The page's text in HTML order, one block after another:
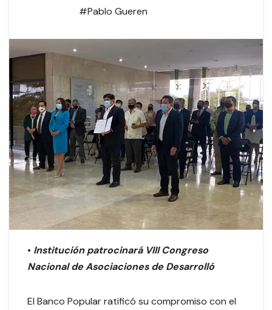
#Pablo Gueren
• Institución patrocinará VIII Congreso
Nacional de Asociaciones de Desarrolló
El Banco Popular ratificó su compromiso con el